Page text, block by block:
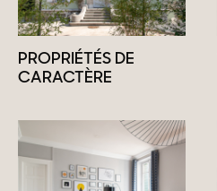
PROPRIÉTÉS DE
CARACTÈRE